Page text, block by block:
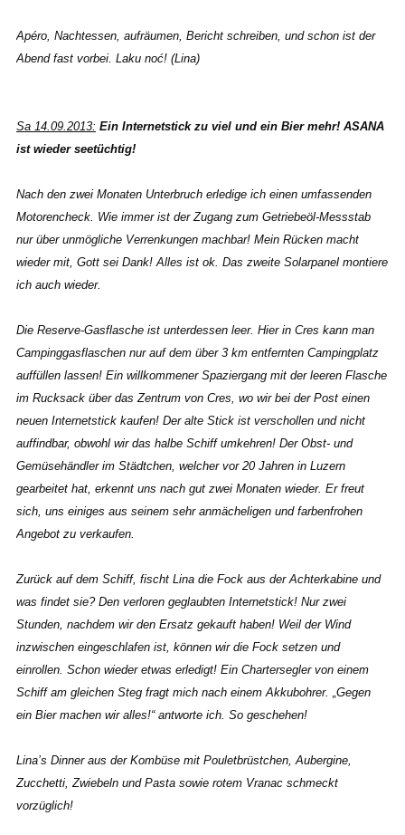
Apéro, Nachtessen, aufräumen, Bericht schreiben, und schon ist der
Abend fast vorbei. Laku noć! (Lina)
Sa 14.09.2013: Ein Internetstick zu viel und ein Bier mehr! ASANA
ist wieder seetüchtig!
Nach den zwei Monaten Unterbruch erledige ich einen umfassenden
Motorencheck. Wie immer ist der Zugang zum Getriebeöl-Messstab
nur über unmögliche Verrenkungen machbar! Mein Rücken macht
wieder mit, Gott sei Dank! Alles ist ok. Das zweite Solarpanel montiere
ich auch wieder.
Die Reserve-Gasflasche ist unterdessen leer. Hier in Cres kann man
Campinggasflaschen nur auf dem über 3 km entfernten Campingplatz
auffüllen lassen! Ein willkommener Spaziergang mit der leeren Flasche
im Rucksack über das Zentrum von Cres, wo wir bei der Post einen
neuen Internetstick kaufen! Der alte Stick ist verschollen und nicht
auffindbar, obwohl wir das halbe Schiff umkehren! Der Obst- und
Gemüsehändler im Städtchen, welcher vor 20 Jahren in Luzern
gearbeitet hat, erkennt uns nach gut zwei Monaten wieder. Er freut
sich, uns einiges aus seinem sehr anmächeligen und farbenfrohen
Angebot zu verkaufen.
Zurück auf dem Schiff, fischt Lina die Fock aus der Achterkabine und
was findet sie? Den verloren geglaubten Internetstick! Nur zwei
Stunden, nachdem wir den Ersatz gekauft haben! Weil der Wind
inzwischen eingeschlafen ist, können wir die Fock setzen und
einrollen. Schon wieder etwas erledigt! Ein Chartersegler von einem
Schiff am gleichen Steg fragt mich nach einem Akkubohrer. „Gegen
ein Bier machen wir alles!“ antworte ich. So geschehen!
Lina’s Dinner aus der Kombüse mit Pouletbrüstchen, Aubergine,
Zucchetti, Zwiebeln und Pasta sowie rotem Vranac schmeckt
vorzüglich!